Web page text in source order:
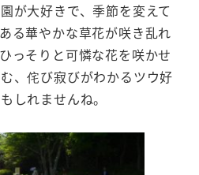
が大好きで、季節を変えて
る華やかな草花が咲き乱れ
っそりと可憐な花を咲かせ
、侘び寂びがわかるツウ好
しれませんね。